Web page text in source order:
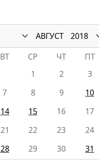
АВГУСТ
2018
ВТ СР ЧТ ПТ
1
2 3
7 8 9 10
14 15 16 17
21 22 23 24
28 29 30 31